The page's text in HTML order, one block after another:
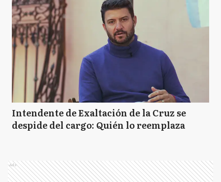
Intendente de Exaltación de la Cruz se
despide del cargo: Quién lo reemplaza
Ads